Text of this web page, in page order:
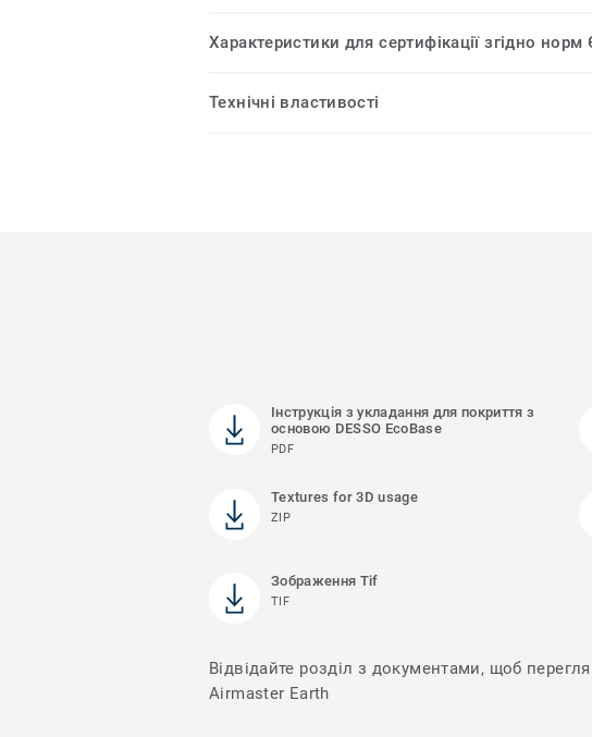
Характеристики для сертифікації згідно норм
Технічні властивості
Інструкція з укладання для покриття з
основою DESSO EcoBase
PDF
Textures for 3D usage
ZIP
Зображення Tif
TIF
Відвідайте розділ з документами, щоб
Airmaster Earth